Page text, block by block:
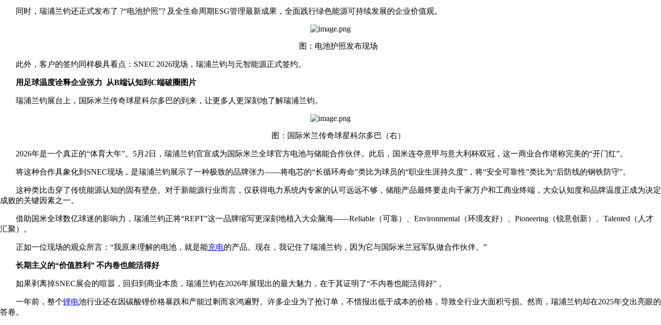
同时，瑞浦兰钧还正式发布了 ?“电池护照”? 及全生命周期ESG管理最新成果，全面践行绿色能源可持续发展的企业价值观。
图：电池护照发布现场
此外，客户的签约同样极具看点：SNEC 2026现场，瑞浦兰钧与元智能源正式签约。
用足球温度诠释企业张力 从B端认知到C端破圈图片
瑞浦兰钧展台上，国际米兰传奇球星科尔多巴的到来，让更多人更深刻地了解瑞浦兰钧。
图：国际米兰传奇球星科尔多巴（右）
2026年是一个真正的“体育大年”。5月2日，瑞浦兰钧官宣成为国际米兰全球官方电池与储能合作伙伴。此后，国米连夺意甲与意大利杯双冠，这一商业合作堪称完美的“开门红”。
将这种合作具象化到SNEC现场，是瑞浦兰钧展示了一种极致的品牌张力——将电芯的“长循环寿命”类比为球员的“职业生涯持久度”，将“安全可靠性”类比为“后防线的钢铁防守”。
这种类比击穿了传统能源认知的固有壁垒。对于新能源行业而言，仅获得电力系统内专家的认可远远不够，储能产品最终要走向千家万户和工商业终端，大众认知度和品牌温度正成为决定
成败的关键因素之一。
借助国米全球数亿球迷的影响力，瑞浦兰钧正将“REPT”这一品牌缩写更深刻地植入大众脑海——Reliable（可靠）、Environmental（环境友好）、Pioneering（锐意创新）、Talented（人才
汇聚）。
正如一位现场的观众所言：“我原来理解的电池，就是能充电的产品。现在，我记住了瑞浦兰钧，因为它与国际米兰冠军队做合作伙伴。”
长期主义的“价值胜利” 不内卷也能活得好
如果剥离掉SNEC展会的喧嚣，回归到商业本质，瑞浦兰钧在2026年展现出的最大魅力，在于其证明了“不内卷也能活得好” 。
一年前，整个锂电池行业还在因碳酸锂价格暴跌和产能过剩而哀鸿遍野。许多企业为了抢订单，不惜报出低于成本的价格，导致全行业大面积亏损。然而，瑞浦兰钧却在2025年交出亮眼的
答卷。